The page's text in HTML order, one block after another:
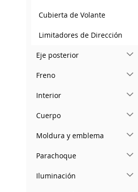
Add to Cart
ADD
Cubierta de Volante
Limitadores de Dirección
Eje posterior
Freno
Interior
Cuerpo
Moldura y emblema
Parachoque
Iluminación